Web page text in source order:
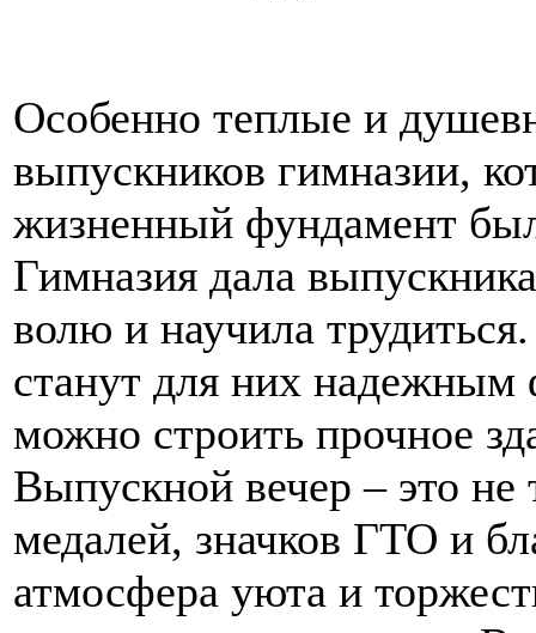
Особенно теплые и
выпускников гимназии,
жизненный фундамент
Гимназия дала
волю и научила
станут для них надежным
можно строить прочное
Выпускной вечер – это не
медалей, значков ГТО и
атмосфера уюта и